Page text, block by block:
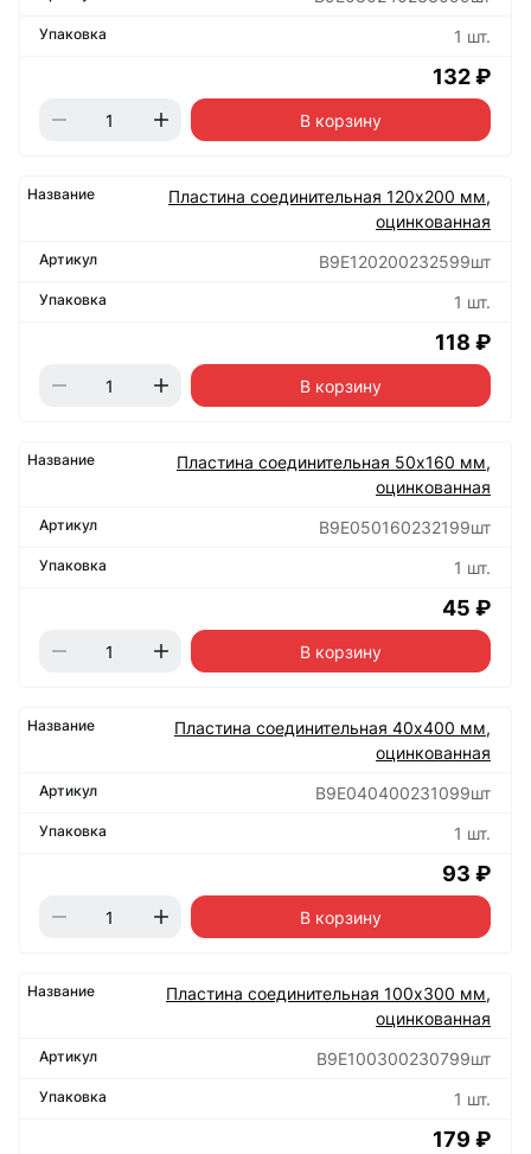
1 шт.
132 ₽
В корзину
Пластина соединительная 120х200 мм,
оцинкованная
B9E120200232599шт
1 шт.
118 ₽
В корзину
Пластина соединительная 50х160 мм,
оцинкованная
B9E050160232199шт
1 шт.
45 ₽
В корзину
Пластина соединительная 40х400 мм,
оцинкованная
B9E040400231099шт
1 шт.
93 ₽
В корзину
Пластина соединительная 100х300 мм,
оцинкованная
B9E100300230799шт
1 шт.
179 ₽